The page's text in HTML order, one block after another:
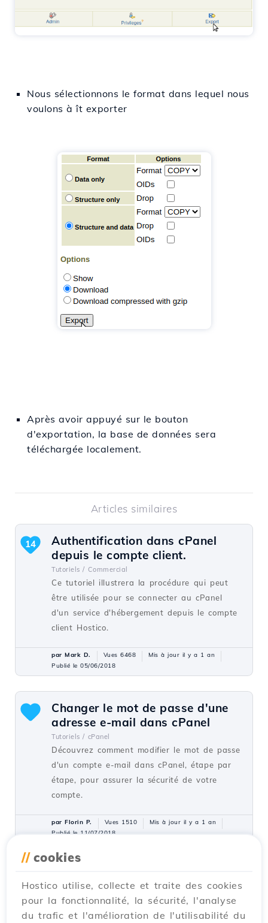
Nous sélectionnons le format dans lequel nous
voulons à ît exporter
Après avoir appuyé sur le bouton
d'exportation, la base de données sera
téléchargée localement.
Articles similaires
Authentification dans cPanel
depuis le compte client.
Tutoriels / Commercial
Ce tutoriel illustrera la procédure qui peut
être utilisée pour se connecter au cPanel
d'un service d'hébergement depuis le compte
client Hostico.
14
par Mark D. Vues 6468
Mis à jour il y a 1 an
Publié le 05/06/2018
Changer le mot de passe d'une
adresse e-mail dans cPanel
Tutoriels / cPanel
Découvrez comment modifier le mot de passe
d'un compte e-mail dans cPanel, étape par
étape, pour assurer la sécurité de votre
compte.
par Florin P. Vues 1510
Mis à jour il y a 1 an
Publié le 11/07/2018
une base de données
PostgreSQL.
Tutoriels / Dév
// cookies
Hostico utilise, collecte et traite des cookies
pour la fonctionnalité, la sécurité, l'analyse
du trafic et l'amélioration de l'utilisabilité du